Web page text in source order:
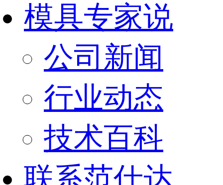
模具专家说
公司新闻
行业动态
技术百科
联系范仕达